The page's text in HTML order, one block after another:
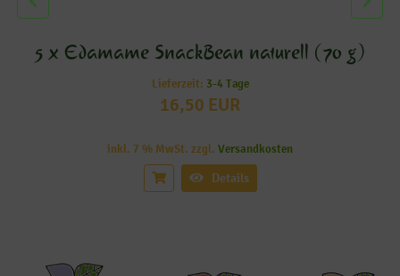
5 x Edamame SnackBean naturell (70 g)
Lieferzeit: 3-4 Tage
16,50 EUR
inkl. 7 % MwSt. zzgl. Versandkosten
Details